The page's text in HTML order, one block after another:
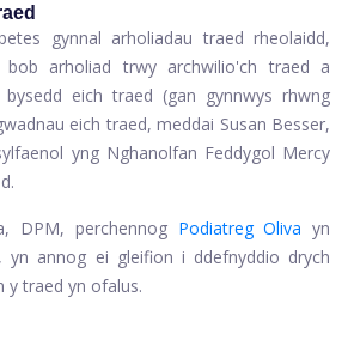
gynnal arholiadau traed rheolaidd,
bob arholiad trwy archwilio'ch traed a
eich traed (gan gynnwys rhwng
eich traed, meddai Susan Besser,
yng Nghanolfan Feddygol Mercy
DPM, perchennog Podiatreg Oliva yn
yn annog ei gleifion i ddefnyddio drych
y traed yn ofalus.